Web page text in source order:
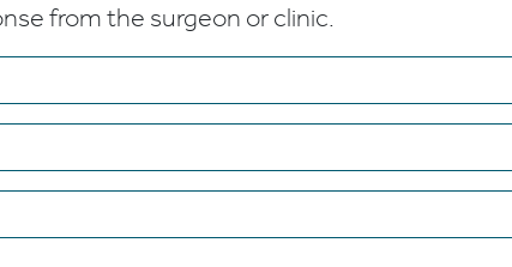
from the surgeon or clinic.